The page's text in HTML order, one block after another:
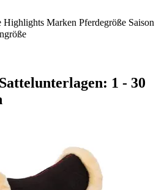
Highlights Marken Pferdegröße Saison
1 - 30